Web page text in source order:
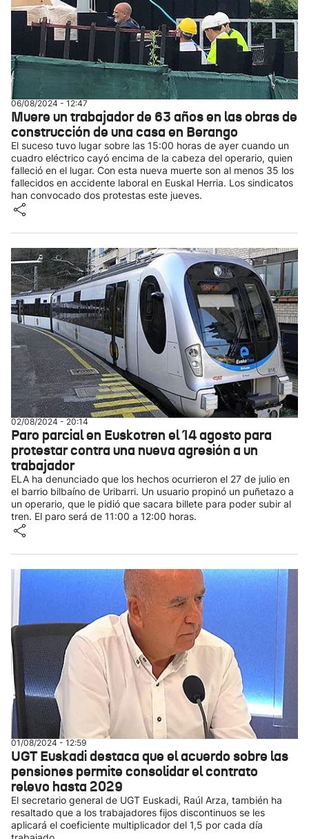
06/08/2024 - 12:47
Muere un trabajador de 63 años en las obras de
construcción de una casa en Berango
El suceso tuvo lugar sobre las 15:00 horas de ayer cuando un
cuadro eléctrico cayó encima de la cabeza del operario, quien
falleció en el lugar. Con esta nueva muerte son al menos 35 los
fallecidos en accidente laboral en Euskal Herria. Los sindicatos
han convocado dos protestas este jueves.
02/08/2024 - 20:14
Paro parcial en Euskotren el 14 agosto para
protestar contra una nueva agresión a un
trabajador
ELA ha denunciado que los hechos ocurrieron el 27 de julio en
el barrio bilbaíno de Uribarri. Un usuario propinó un puñetazo a
un operario, que le pidió que sacara billete para poder subir al
tren. El paro será de 11:00 a 12:00 horas.
01/08/2024 - 12:59
UGT Euskadi destaca que el acuerdo sobre las
pensiones permite consolidar el contrato
relevo hasta 2029
El secretario general de UGT Euskadi, Raúl Arza, también ha
resaltado que a los trabajadores fijos discontinuos se les
aplicará el coeficiente multiplicador del 1,5 por cada día